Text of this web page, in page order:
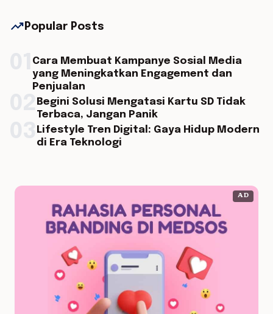
trending_up Popular Posts
Cara Membuat Kampanye Sosial Media
yang Meningkatkan Engagement dan
Penjualan
Begini Solusi Mengatasi Kartu SD Tidak
Terbaca, Jangan Panik
Lifestyle Tren Digital: Gaya Hidup Modern
di Era Teknologi
AD